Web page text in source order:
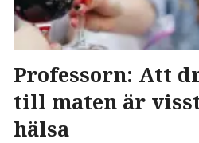
Professorn: Att
till maten är
hälsa